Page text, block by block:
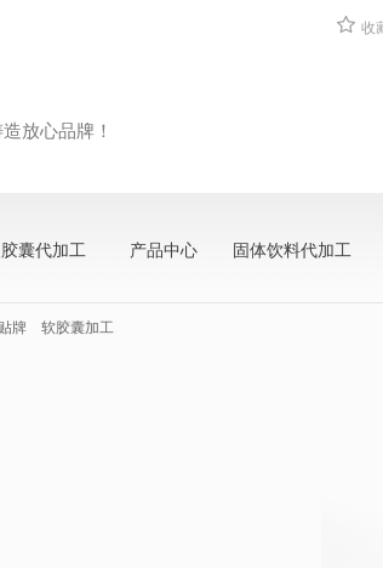
收
放心品牌！
囊代加工 产品中心 固体饮料代加工
牌 软胶囊加工